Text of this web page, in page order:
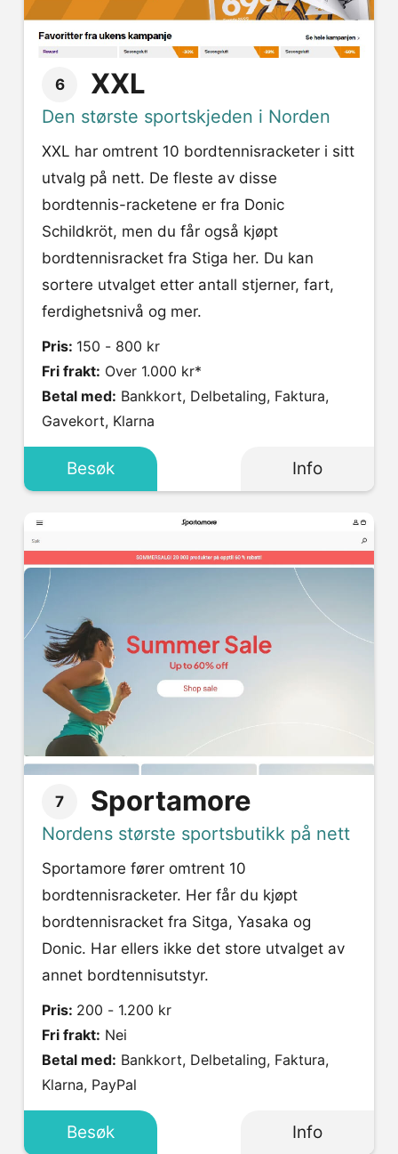
6 XXL
Den største sportskjeden i Norden
XXL har omtrent 10 bordtennisracketer i sitt
utvalg på nett. De fleste av disse
bordtennis-racketene er fra Donic
Schildkröt, men du får også kjøpt
bordtennisracket fra Stiga her. Du kan
sortere utvalget etter antall stjerner, fart,
ferdighetsnivå og mer.
Pris: 150 - 800 kr
Fri frakt: Over 1.000 kr*
Betal med:
Gavekort, Klarna
Besøk Info
7 Sportamore
Nordens største sportsbutikk på nett
Sportamore fører omtrent 10
bordtennisracketer. Her får du kjøpt
bordtennisracket fra Sitga, Yasaka og
Donic. Har ellers ikke det store utvalget av
annet bordtennisutstyr.
Pris: 200 - 1.200 kr
Fri frakt: Nei
Betal med:
Klarna, PayPal
Besøk Info